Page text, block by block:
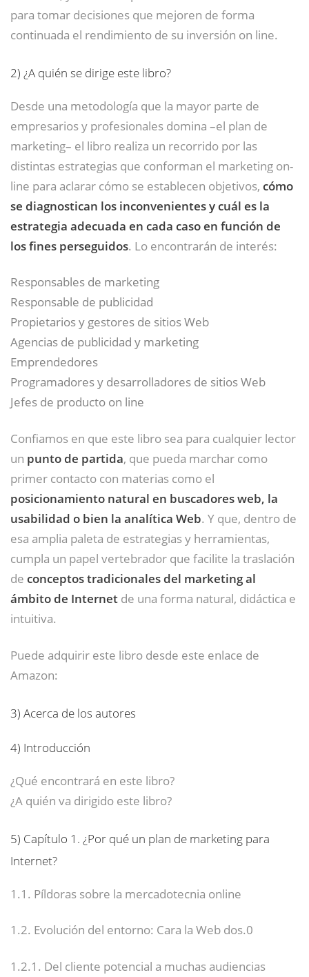
para tomar decisiones que mejoren de forma
continuada el rendimiento de su inversión on line.
2) ¿A quién se dirige este libro?
Desde una metodología que la mayor parte de
empresarios y profesionales domina –el plan de
marketing– el libro realiza un recorrido por las
distintas estrategias que conforman el marketing on-
line para aclarar cómo se establecen objetivos, cómo
se diagnostican los inconvenientes y cuál es la
estrategia adecuada en cada caso en función de
los fines perseguidos. Lo encontrarán de interés:
Responsables de marketing
Responsable de publicidad
Propietarios y gestores de sitios Web
Agencias de publicidad y marketing
Emprendedores
Programadores y desarrolladores de sitios Web
Jefes de producto on line
Confiamos en que este libro sea para cualquier lector
un punto de partida, que pueda marchar como
primer contacto con materias como el
posicionamiento natural en buscadores web, la
usabilidad o bien la analítica Web. Y que, dentro de
esa amplia paleta de estrategias y herramientas,
cumpla un papel vertebrador que facilite la traslación
de conceptos tradicionales del marketing al
ámbito de Internet de una forma natural, didáctica e
intuitiva.
Puede adquirir este libro desde este enlace de
Amazon:
3) Acerca de los autores
4) Introducción
¿Qué encontrará en este libro?
¿A quién va dirigido este libro?
5) Capítulo 1. ¿Por qué un plan de marketing para
Internet?
1.1. Píldoras sobre la mercadotecnia online
1.2. Evolución del entorno: Cara la Web dos.0
1.2.1. Del cliente potencial a muchas audiencias